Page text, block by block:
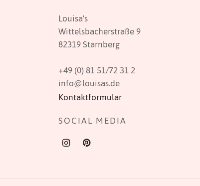
Optionen
können
der
Produktseite
Louisa's
Wittelsbacherstraße 9
82319 Starnberg
+49 (0) 81 51/72 31 2
info@louisas.de
Kontaktformular
SOCIAL MEDIA